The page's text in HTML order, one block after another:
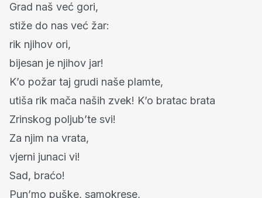
Grad naš već gori,
stiže do nas već žar:
rik njihov ori,
bijesan je njihov jar!
K’o požar taj grudi naše plamte,
utiša rik mača naših zvek! K’o bratac brata
Zrinskog poljub’te svi!
Za njim na vrata,
vjerni junaci vi!
Sad, braćo!
Pun’mo puške, samokrese,